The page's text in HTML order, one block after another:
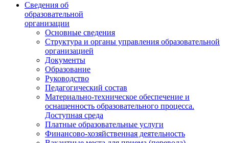
Сведения об
образовательной
организации
Основные сведения
Структура и органы управления образовательной
организацией
Документы
Образование
Руководство
Педагогический состав
Материально-техническое обеспечение и
оснащенность образовательного процесса.
Доступная среда
Платные образовательные услуги
Финансово-хозяйственная деятельность